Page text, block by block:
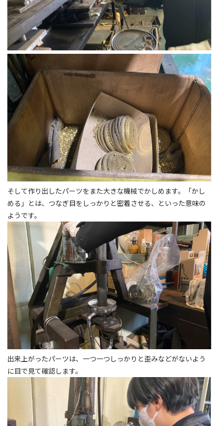
そして作り出したパーツをまた大きな機械でかしめます。「かし
める」とは、つなぎ目をしっかりと密着させる、といった意味の
ようです。
出来上がったパーツは、一つ一つしっかりと歪みなどがないよう
に目で見て確認します。